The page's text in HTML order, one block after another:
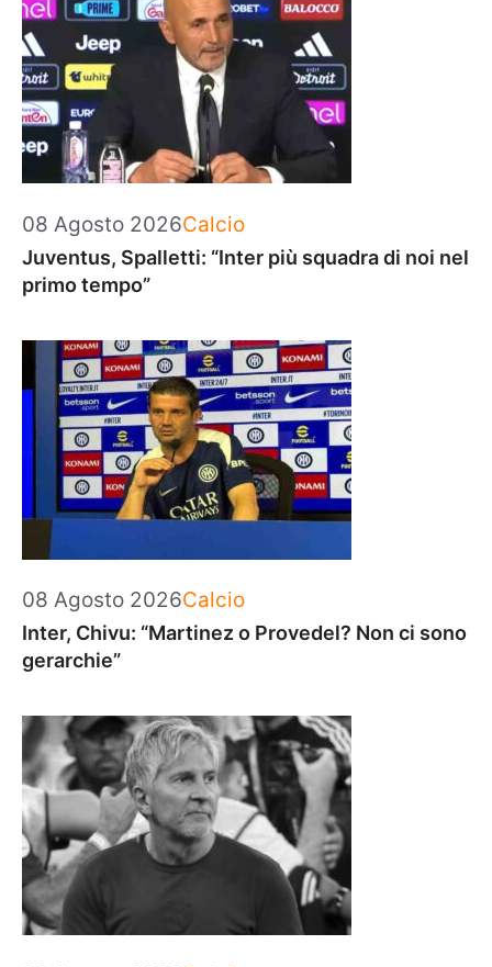
08 Agosto 2026Categorie
Calcio
Juventus, Spalletti: “Inter più squadra di noi nel
primo tempo”
08 Agosto 2026Categorie
Calcio
Inter, Chivu: “Martinez o Provedel? Non ci sono
gerarchie”